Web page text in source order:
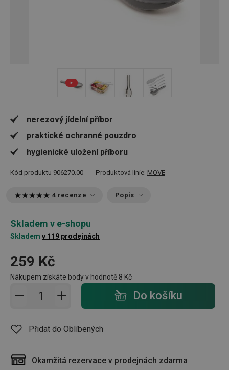
nerezový jídelní příbor
praktické ochranné pouzdro
hygienické uložení příboru
Kód produktu 906270.00 Produktová linie: MOVE
4 recenze Popis
Skladem v e-shopu
Skladem v 119 prodejnách
259 Kč
Nákupem získáte body v hodnotě 8 Kč
Přidat do košíku - počet Do košíku
Přidat do Oblíbených
Okamžitá rezervace v prodejnách zdarma